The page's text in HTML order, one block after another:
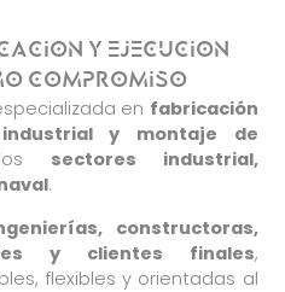
i
n
y ejecucion
compromiso
en fabricación
y montaje de
sectores industrial,
.
constructoras,
y clientes finales,
flexibles y orientadas al